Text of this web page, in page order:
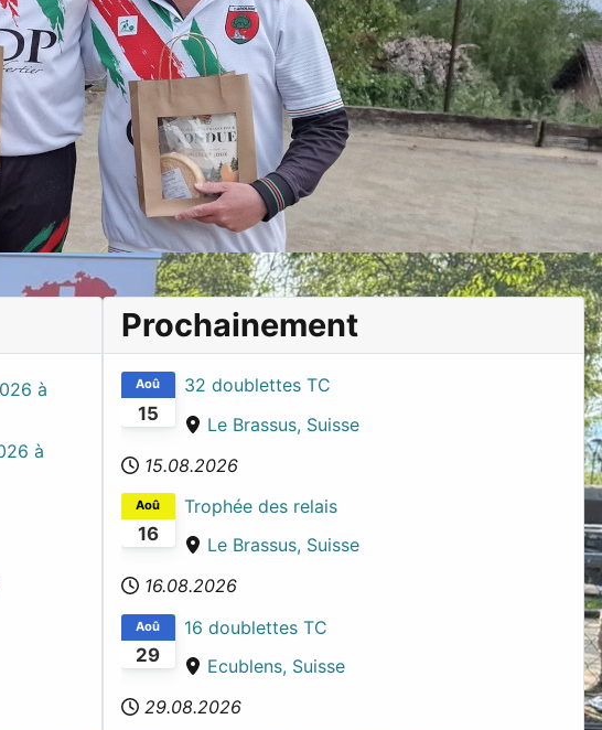
à
à
Prochainement
15
Aoû
32 doublettes TC
Le Brassus, Suisse
15.08.2026
16
Aoû
Trophée des relais
Le Brassus, Suisse
16.08.2026
29
Aoû
16 doublettes TC
Ecublens, Suisse
29.08.2026